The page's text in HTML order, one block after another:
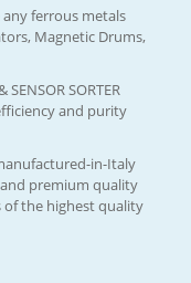
any ferrous metals
Magnetic Drums,
SORTER
and purity
in-Italy
premium quality
the highest quality